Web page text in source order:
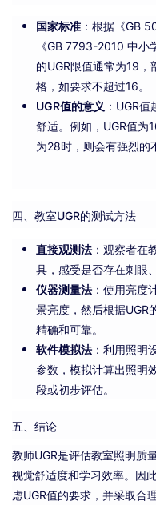
国家标准 ：根据《GB
《GB 7793-2010 中小
的UGR限值通常为19，
格，如要求不超过16。
UGR值的意义 ：UGR
舒适。例如，UGR值为
为28时，则会有强烈的
四、教室UGR的测试方法
直接观测法 ：观察者在
具，感受是否存在刺眼
仪器测量法 ：使用亮度
景亮度，然后根据UGR
精确和可靠。
软件模拟法 ：利用照明
参数，模拟计算出照明
段或初步评估。
五、结论
教师UGR是评估教室照明质
视觉舒适度和学习效率。因
虑UGR值的要求，并采取合